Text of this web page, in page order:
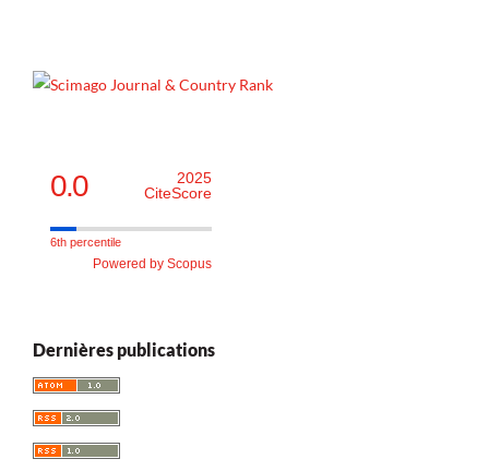
0.0
2025
CiteScore
6th percentile
Powered by Scopus
Dernières publications